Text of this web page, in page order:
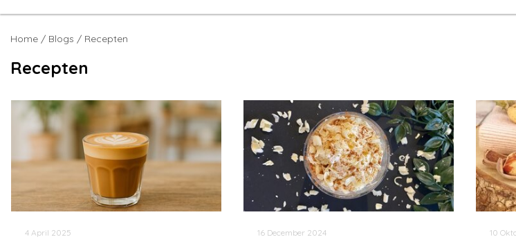
Home / Blogs / Recepten
Recepten
4 April 2025 16 December 2024 10